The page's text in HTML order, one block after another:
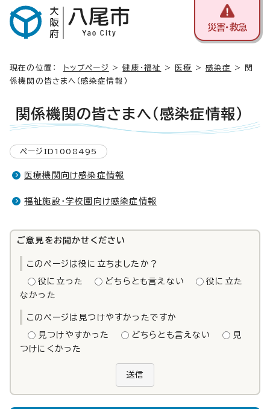
災害・救急
現在の位置： トップページ >健康・福祉 > 医療 >感染症
> 関
係機関の皆さまへ（感染症情報）
関係機関の皆さまへ（感染症情報）
ページID1008495
医療機関向け感染症情報
福祉施設・学校園向け感染症情報
ご意見をお聞かせください
このページは役に立ちましたか？
役に立った どちらとも言えない
役に立た
なかった
このページは見つけやすかったですか
見つけやすかった どちらとも言えない
見
つけにくかった
送信